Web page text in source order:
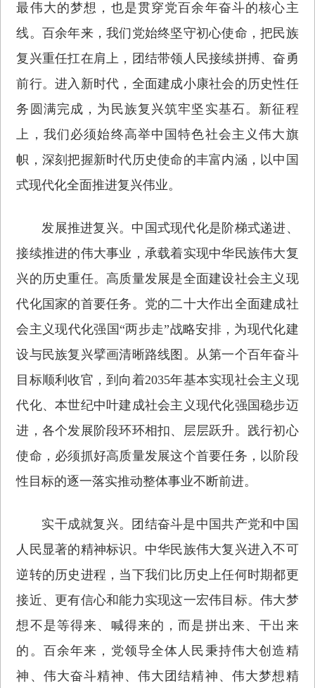
最伟大的梦想，也是贯穿党百余年奋斗的核心主
线。百余年来，我们党始终坚守初心使命，把民族
复兴重任扛在肩上，团结带领人民接续拼搏、奋勇
前行。进入新时代，全面建成小康社会的历史性任
务圆满完成，为民族复兴筑牢坚实基石。新征程
上，我们必须始终高举中国特色社会主义伟大旗
帜，深刻把握新时代历史使命的丰富内涵，以中国
式现代化全面推进复兴伟业。
发展推进复兴。中国式现代化是阶梯式递进、
接续推进的伟大事业，承载着实现中华民族伟大复
兴的历史重任。高质量发展是全面建设社会主义现
代化国家的首要任务。党的二十大作出全面建成社
会主义现代化强国“两步走”战略安排，为现代化建
设与民族复兴擘画清晰路线图。从第一个百年奋斗
目标顺利收官，到向着2035年基本实现社会主义现
代化、本世纪中叶建成社会主义现代化强国稳步迈
进，各个发展阶段环环相扣、层层跃升。践行初心
使命，必须抓好高质量发展这个首要任务，以阶段
性目标的逐一落实推动整体事业不断前进。
实干成就复兴。团结奋斗是中国共产党和中国
人民显著的精神标识。中华民族伟大复兴进入不可
逆转的历史进程，当下我们比历史上任何时期都更
接近、更有信心和能力实现这一宏伟目标。伟大梦
想不是等得来、喊得来的，而是拼出来、干出来
的。百余年来，党领导全体人民秉持伟大创造精
神、伟大奋斗精神、伟大团结精神、伟大梦想精